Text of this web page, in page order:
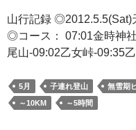
山行記録
◎コース： 07:01金時神
尾山-09:02乙女峠-09:35
5月 子連れ登山 無雪期
～10KM
～5時間